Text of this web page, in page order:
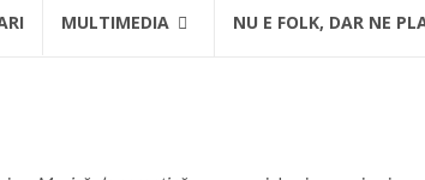
MULTIMEDIA NU E FOLK, DAR NE